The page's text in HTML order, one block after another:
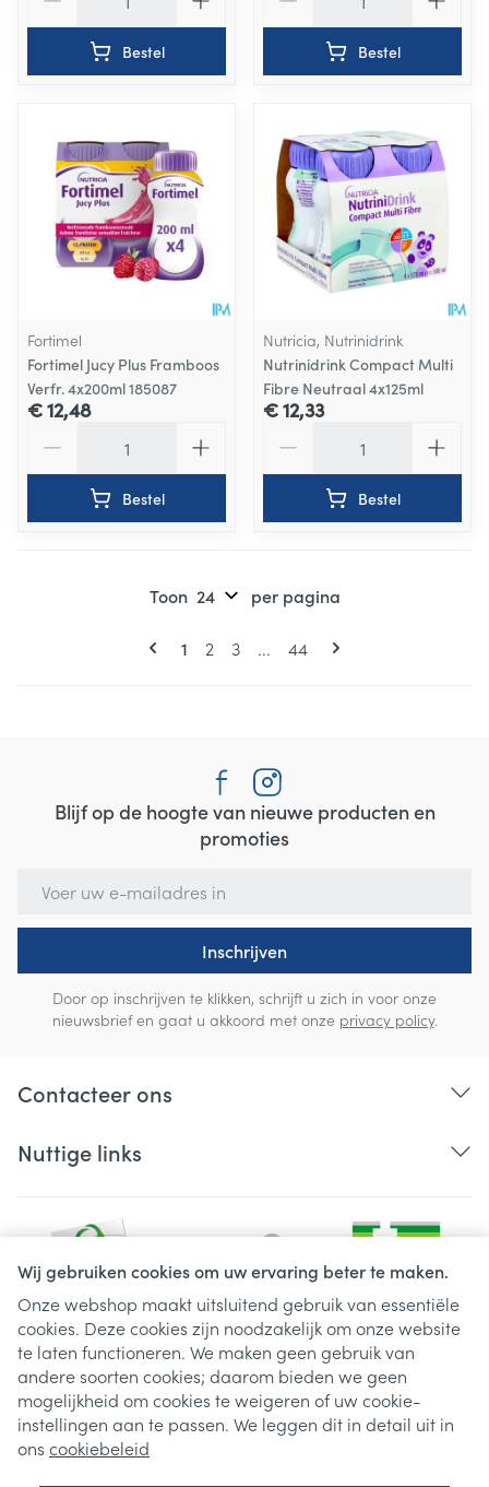
Wij gebruiken cookies om uw ervaring beter te maken.
Onze webshop maakt uitsluitend gebruik van essentiële
cookies. Deze cookies zijn noodzakelijk om onze website
te laten functioneren. We maken geen gebruik van
andere soorten cookies; daarom bieden we geen
mogelijkheid om cookies te weigeren of uw cookie-
instellingen aan te passen. We leggen dit in detail uit in
ons cookiebeleid
Bestel Bestel
Fortimel
Fortimel Jucy Plus Framboos
Verfr. 4x200ml 185087
€ 12,48
Bestel
Nutricia, Nutrinidrink
Nutrinidrink Compact Multi
Fibre Neutraal 4x125ml
€ 12,33
Bestel
U lees momenteel pagina
1 Pagina
2 Pagina
3 ... Pagina
44
Toon per pagina
Blijf op de hoogte van nieuwe producten en
promoties
Inschrijven
Door op inschrijven te klikken, schrijft u zich in voor onze
nieuwsbrief en gaat u akkoord met onze privacy policy.
Contacteer ons
Nuttige links
Juridische links